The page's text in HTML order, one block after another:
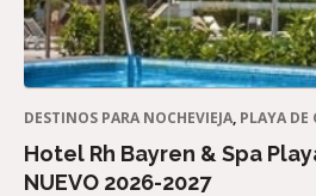
DESTINOS PARA NOCHEVIEJA, PLAYA DE
Hotel Rh Bayren & Spa
NUEVO 2026-2027